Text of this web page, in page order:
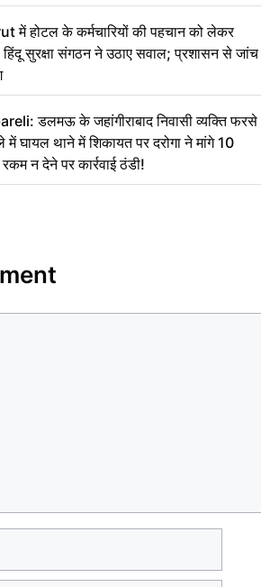
में होटल के कर्मचारियों की पहचान को लेकर
हिंदू सुरक्षा संगठन ने उठाए सवाल; प्रशासन से जांच
डलमऊ के जहांगीराबाद निवासी व्यक्ति फरसे
घायल थाने में शिकायत पर दरोगा ने मांगे 10
रकम न देने पर कार्रवाई ठंडी!